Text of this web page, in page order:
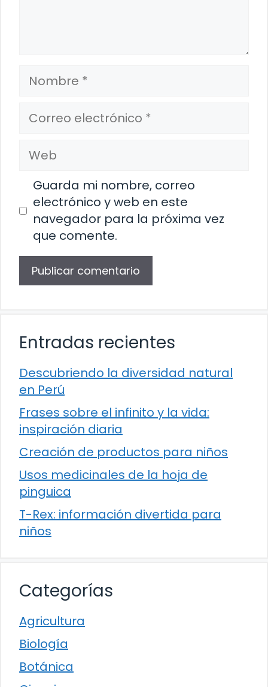
Nombre
Correo
electrónico
Web
Guarda mi nombre, correo
electrónico y web en este
navegador para la próxima vez
que comente.
Entradas recientes
Descubriendo la diversidad natural
en Perú
Frases sobre el infinito y la vida:
inspiración diaria
Creación de productos para niños
Usos medicinales de la hoja de
pinguica
T-Rex: información divertida para
niños
Categorías
Agricultura
Biología
Botánica